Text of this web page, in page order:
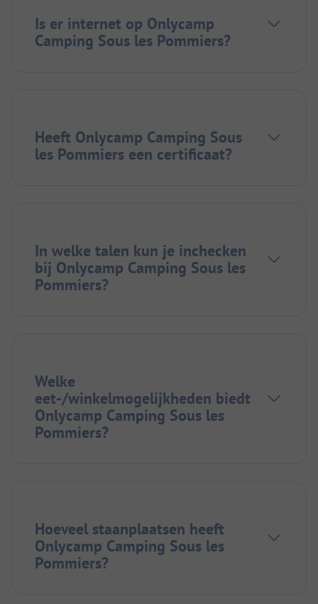
Is er internet op Onlycamp
Camping Sous les Pommiers?
Heeft Onlycamp Camping Sous
les Pommiers een certificaat?
In welke talen kun je inchecken
bij Onlycamp Camping Sous les
Pommiers?
Welke
eet-/winkelmogelijkheden biedt
Onlycamp Camping Sous les
Pommiers?
Hoeveel staanplaatsen heeft
Onlycamp Camping Sous les
Pommiers?